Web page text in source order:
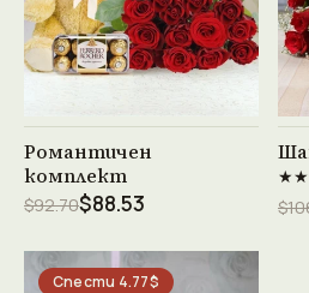
Виж продукта →
Романтичен
комплект
$92.70$88.53
Спести 4.77$